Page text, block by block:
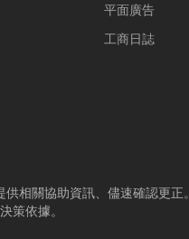
平面廣告
工商日誌
供相關協助資訊、儘速確認更正。
策依據。